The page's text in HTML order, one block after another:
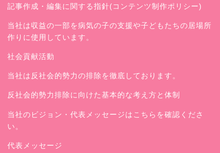
記事作成・編集に関する指針(コンテンツ制作ポリシー)
当社は収益の一部を病気の子の支援や子どもたちの居場所
作りに使用しています。
社会貢献活動
当社は反社会的勢力の排除を徹底しております。
反社会的勢力排除に向けた基本的な考え方と体制
当社のビジョン・代表メッセージはこちらを確認くださ
い。
代表メッセージ